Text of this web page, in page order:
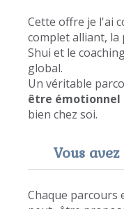
Cette offre je l'ai
complet alliant, la
Shui et le
global.
Un véritable
être émotionnel
bien chez soi.
Vous
Chaque parcours